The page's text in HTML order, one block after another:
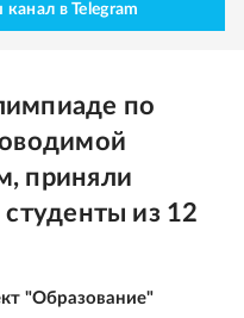
в Telegram
по
приняли
из 12
"Образование"